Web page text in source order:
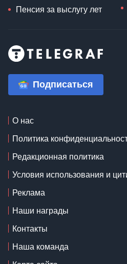
Пенсия за выслугу лет
Подписаться
О нас
Политика
Редакционная политика
Условия использования и
Реклама
Наши награды
Контакты
Наша команда